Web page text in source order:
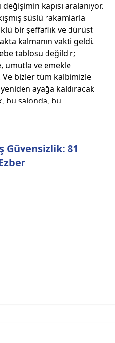
Güvensizlik: 81
kapısı aralanıyor.
süslü rakamlarla
bir şeffaflık ve dürüst
kalmanın vakti geldi.
tablosu değildir;
umutla ve emekle
bizler tüm kalbimizle
ayağa kaldıracak
bu salonda, bu